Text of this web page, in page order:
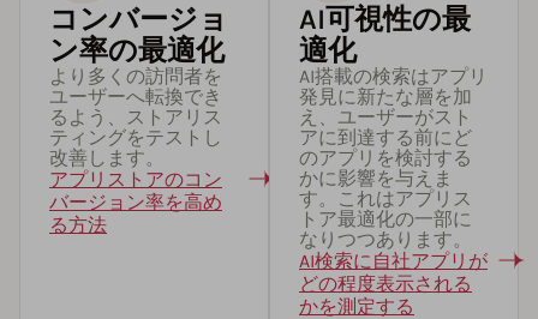
コンバージョ
ン率の最適化
より多くの訪問者を
ユーザーへ転換でき
るよう、ストアリス
ティングをテストし
改善します。
アプリストアのコン
バージョン率を高め
る方法
AI可視性の最
適化
AI搭載の検索はアプリ
発見に新たな層を加
え、ユーザーがスト
アに到達する前にど
のアプリを検討する
かに影響を与えま
す。これはアプリス
トア最適化の一部に
なりつつあります。
AI検索に自社アプリが
どの程度表示される
かを測定する